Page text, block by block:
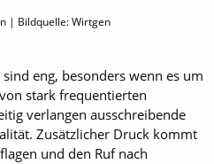
| Bildquelle: Wirtgen
sind eng, besonders wenn es um
von stark frequentierten
verlangen ausschreibende
Zusätzlicher Druck kommt
und den Ruf nach